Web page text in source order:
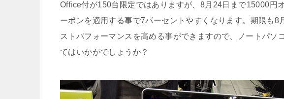
Office付が150台限定ではありますが、8月24日まで15000円
ーポンを適用する事で7パーセントやすくなります。期限も8
ストパフォーマンスを高める事ができますので、ノートパソ
てはいかがでしょうか？